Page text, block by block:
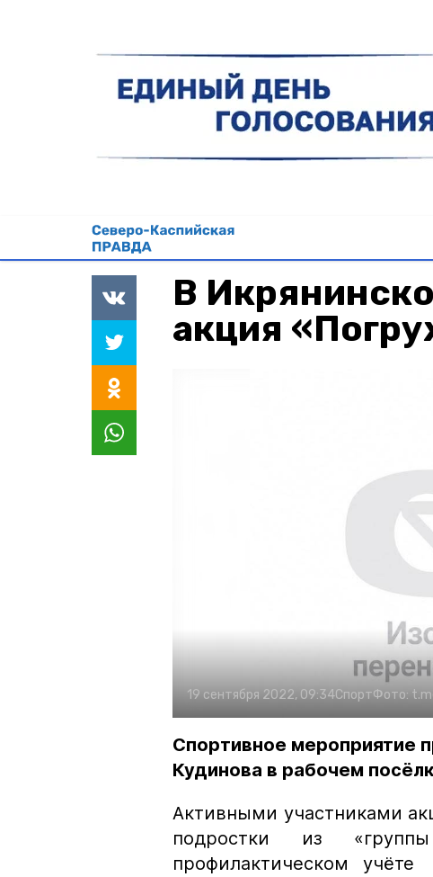
В
акция
19 сентября 2022, 09:34СпортФото:
Спортивное мероприятие
Кудинова в рабочем
Активными участниками
подростки из
профилактическом